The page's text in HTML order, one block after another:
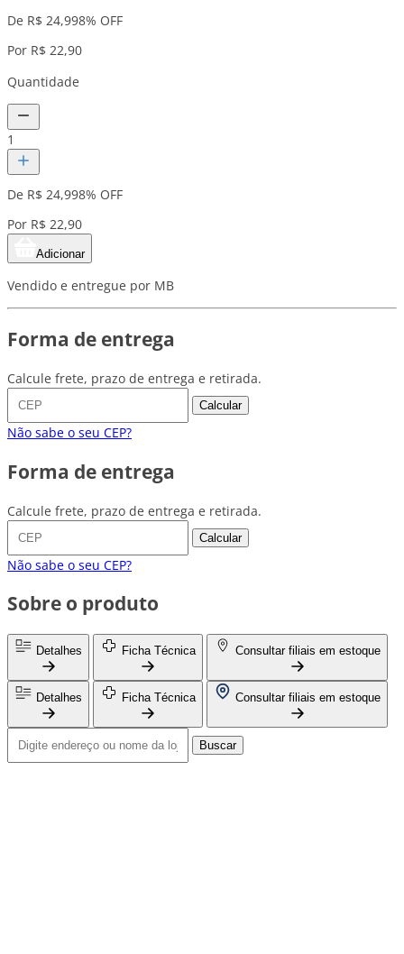
De R$ 24,998% OFF
Por R$ 22,90
Quantidade
1
De R$ 24,998% OFF
Por R$ 22,90
Adicionar
Vendido e entregue por MB
Forma de entrega
Calcule frete, prazo de entrega e retirada.
Calcular
Não sabe o seu CEP?
Forma de entrega
Calcule frete, prazo de entrega e retirada.
Calcular
Não sabe o seu CEP?
Sobre o produto
Detalhes Ficha Técnica Consultar filiais em estoque
Detalhes Ficha Técnica Consultar filiais em estoque
Buscar